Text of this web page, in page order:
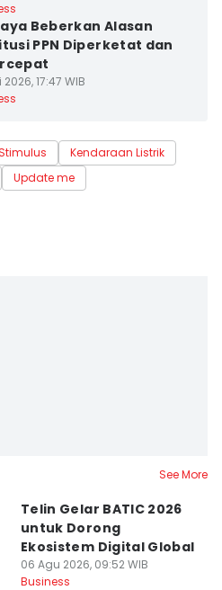
Beberkan Alasan
PPN Diperketat dan
2026, 17:47 WIB
Kendaraan Listrik
Update me
See More
Telin Gelar BATIC 2026
untuk Dorong
Ekosistem Digital Global
06 Agu 2026, 09:52 WIB
Business